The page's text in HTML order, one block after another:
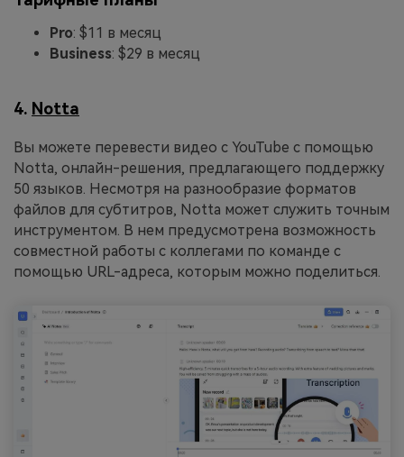
Pro: $11 в месяц
Business: $29 в месяц
4. Notta
Вы можете перевести видео с YouTube с помощью
Notta, онлайн-решения, предлагающего поддержку
50 языков. Несмотря на разнообразие форматов
файлов для субтитров, Notta может служить точным
инструментом. В нем предусмотрена возможность
совместной работы с коллегами по команде с
помощью URL-адреса, которым можно поделиться.